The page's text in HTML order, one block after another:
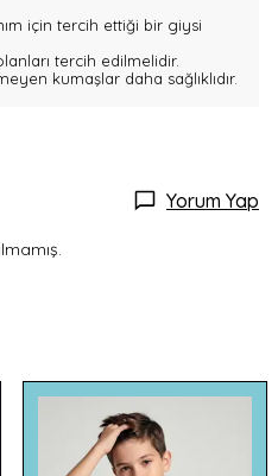
için tercih ettiği bir giysi
tercih edilmelidir.
kumaşlar daha sağlıklıdır.
Yorum Yap